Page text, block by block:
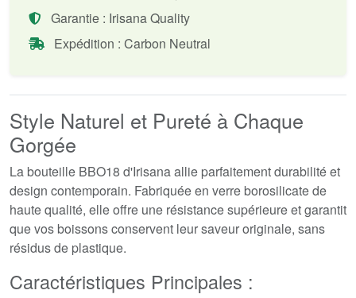
Garantie : Irisana Quality
Expédition : Carbon Neutral
Style Naturel et Pureté à Chaque
Gorgée
La bouteille BBO18 d'Irisana allie parfaitement durabilité et
design contemporain. Fabriquée en verre borosilicate de
haute qualité, elle offre une résistance supérieure et garantit
que vos boissons conservent leur saveur originale, sans
résidus de plastique.
Caractéristiques Principales :